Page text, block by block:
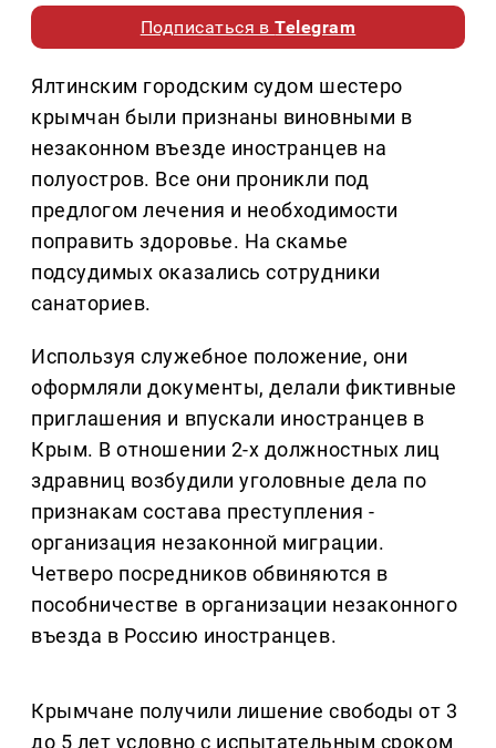
Подписаться вTelegram
Ялтинским городским судом шестеро
крымчан были признаны виновными в
незаконном въезде иностранцев на
полуостров. Все они проникли под
предлогом лечения и необходимости
поправить здоровье. На скамье
подсудимых оказались сотрудники
санаториев.
Используя служебное положение, они
оформляли документы, делали фиктивные
приглашения и впускали иностранцев в
Крым. В отношении 2-х должностных лиц
здравниц возбудили уголовные дела по
признакам состава преступления -
организация незаконной миграции.
Четверо посредников обвиняются в
пособничестве в организации незаконного
въезда в Россию иностранцев.
Крымчане получили лишение свободы от 3
до 5 лет условно с испытательным сроком